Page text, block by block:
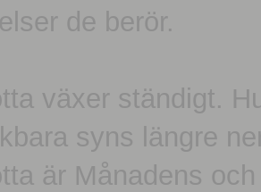
de berör.
växer ständigt.
syns längre
är Månadens